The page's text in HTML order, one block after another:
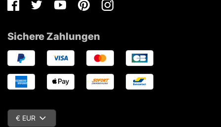
FacebookTwitterYoutubePinterestInstagram
Sichere Zahlungen
€ EUR